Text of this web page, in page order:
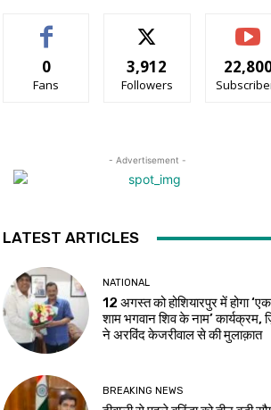
0
Fans
3,912
Followers
- Advertisement -
LATEST ARTICLES
NATIONAL
12 अगस्त को होशियारपुर में होगा ‘एक
शाम भगवान शिव के नाम’ कार्यक्रम,
ने अरविंद केजरीवाल से की मुलाक़ात
BREAKING NEWS